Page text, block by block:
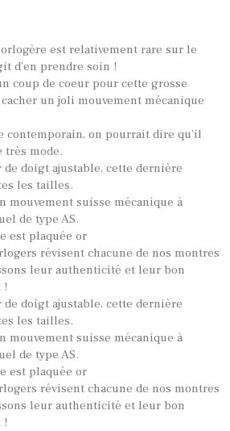
est relativement rare sur le
d’en prendre soin !
coup de coeur pour cette grosse
un joli mouvement mécanique
contemporain, on pourrait dire qu’il
très mode.
de doigt ajustable, cette dernière
les tailles.
mouvement suisse mécanique à
de type AS.
est plaquée or
révisent chacune de nos montres
leur authenticité et leur bon
!
de doigt ajustable, cette dernière
les tailles.
mouvement suisse mécanique à
de type AS.
est plaquée or
révisent chacune de nos montres
leur authenticité et leur bon
!